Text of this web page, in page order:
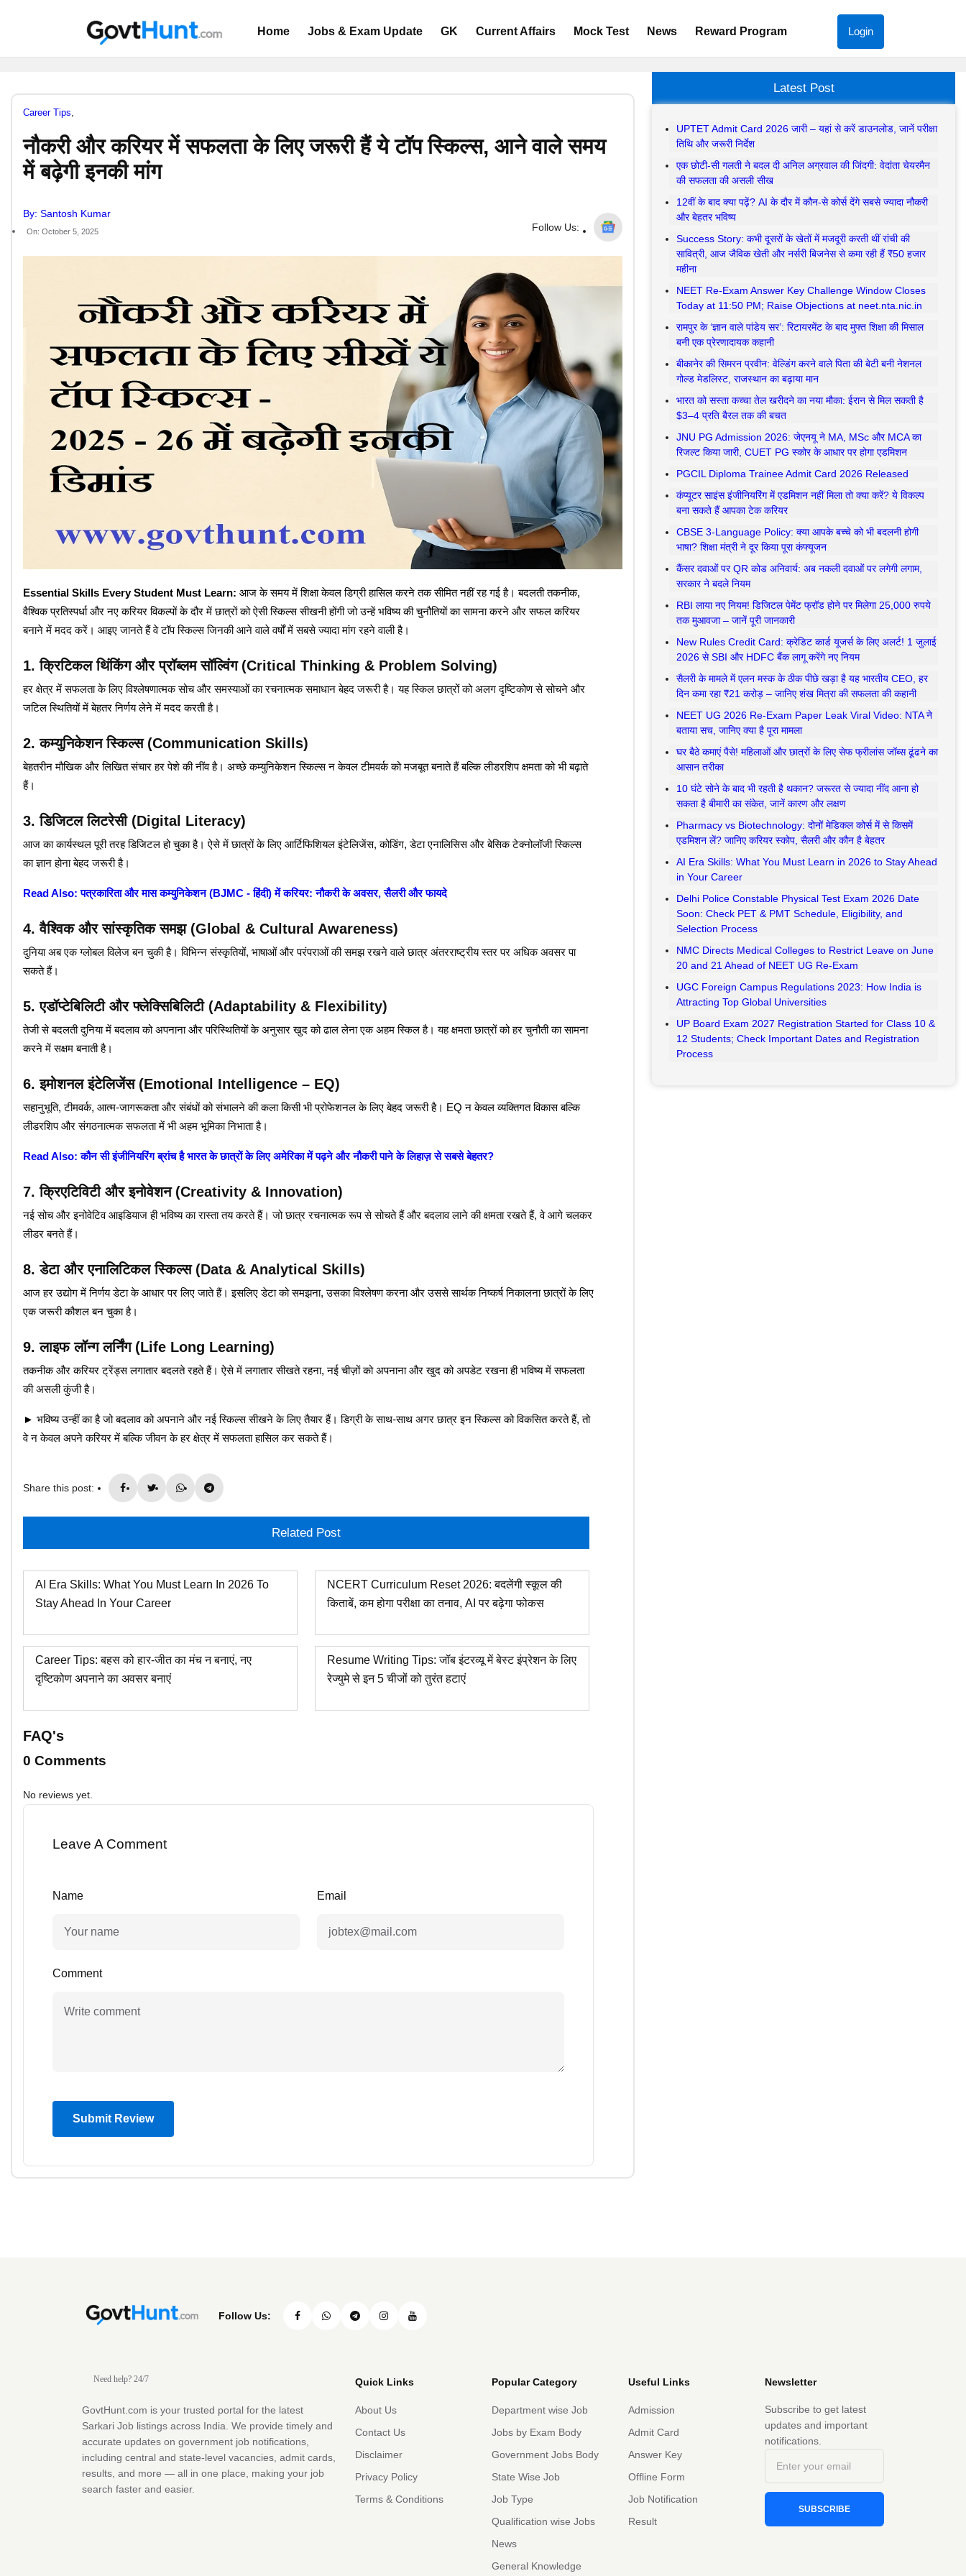
Home Jobs & Exam Update GK Current Affairs Mock Test News Reward Program Login
Career Tips
नौकरी और करियर में सफलता के लिए जरूरी हैं ये टॉप स्किल्स, आने वाले समय
में बढ़ेगी इनकी मांग
By: Santosh Kumar
On: October 5, 2025 Follow Us:
Essential Skills Every Student Must Learn: आज के समय में शिक्षा केवल डिग्री हासिल करने तक सीमित नहीं रह गई है। बदलती तकनीक,
वैश्विक प्रतिस्पर्धा और नए करियर विकल्पों के दौर में छात्रों को ऐसी स्किल्स सीखनी होंगी जो उन्हें भविष्य की चुनौतियों का सामना करने और सफल करियर
बनाने में मदद करें। आइए जानते हैं वे टॉप स्किल्स जिनकी आने वाले वर्षों में सबसे ज्यादा मांग रहने वाली है।
1. क्रिटिकल थिंकिंग और प्रॉब्लम सॉल्विंग (Critical Thinking & Problem Solving)
हर क्षेत्र में सफलता के लिए विश्लेषणात्मक सोच और समस्याओं का रचनात्मक समाधान बेहद जरूरी है। यह स्किल छात्रों को अलग दृष्टिकोण से सोचने और
जटिल स्थितियों में बेहतर निर्णय लेने में मदद करती है।
2. कम्युनिकेशन स्किल्स (Communication Skills)
बेहतरीन मौखिक और लिखित संचार हर पेशे की नींव है। अच्छे कम्युनिकेशन स्किल्स न केवल टीमवर्क को मजबूत बनाते हैं बल्कि लीडरशिप क्षमता को भी बढ़ाते
हैं।
3. डिजिटल लिटरेसी (Digital Literacy)
आज का कार्यस्थल पूरी तरह डिजिटल हो चुका है। ऐसे में छात्रों के लिए आर्टिफिशियल इंटेलिजेंस, कोडिंग, डेटा एनालिसिस और बेसिक टेक्नोलॉजी स्किल्स
का ज्ञान होना बेहद जरूरी है।
Read Also: पत्रकारिता और मास कम्युनिकेशन (BJMC - हिंदी) में करियर: नौकरी के अवसर, सैलरी और फायदे
4. वैश्विक और सांस्कृतिक समझ (Global & Cultural Awareness)
दुनिया अब एक ग्लोबल विलेज बन चुकी है। विभिन्न संस्कृतियों, भाषाओं और परंपराओं की समझ रखने वाले छात्र अंतरराष्ट्रीय स्तर पर अधिक अवसर पा
सकते हैं।
5. एडॉप्टेबिलिटी और फ्लेक्सिबिलिटी (Adaptability & Flexibility)
तेजी से बदलती दुनिया में बदलाव को अपनाना और परिस्थितियों के अनुसार खुद को ढाल लेना एक अहम स्किल है। यह क्षमता छात्रों को हर चुनौती का सामना
करने में सक्षम बनाती है।
6. इमोशनल इंटेलिजेंस (Emotional Intelligence – EQ)
सहानुभूति, टीमवर्क, आत्म-जागरूकता और संबंधों को संभालने की कला किसी भी प्रोफेशनल के लिए बेहद जरूरी है। EQ न केवल व्यक्तिगत विकास बल्कि
लीडरशिप और संगठनात्मक सफलता में भी अहम भूमिका निभाता है।
Read Also: कौन सी इंजीनियरिंग ब्रांच है भारत के छात्रों के लिए अमेरिका में पढ़ने और नौकरी पाने के लिहाज़ से सबसे बेहतर?
7. क्रिएटिविटी और इनोवेशन (Creativity & Innovation)
नई सोच और इनोवेटिव आइडियाज ही भविष्य का रास्ता तय करते हैं। जो छात्र रचनात्मक रूप से सोचते हैं और बदलाव लाने की क्षमता रखते हैं, वे आगे चलकर
लीडर बनते हैं।
8. डेटा और एनालिटिकल स्किल्स (Data & Analytical Skills)
आज हर उद्योग में निर्णय डेटा के आधार पर लिए जाते हैं। इसलिए डेटा को समझना, उसका विश्लेषण करना और उससे सार्थक निष्कर्ष निकालना छात्रों के लिए
एक जरूरी कौशल बन चुका है।
9. लाइफ लॉन्ग लर्निंग (Life Long Learning)
तकनीक और करियर ट्रेंड्स लगातार बदलते रहते हैं। ऐसे में लगातार सीखते रहना, नई चीज़ों को अपनाना और खुद को अपडेट रखना ही भविष्य में सफलता
की असली कुंजी है।
► भविष्य उन्हीं का है जो बदलाव को अपनाने और नई स्किल्स सीखने के लिए तैयार हैं। डिग्री के साथ-साथ अगर छात्र इन स्किल्स को विकसित करते हैं, तो
वे न केवल अपने करियर में बल्कि जीवन के हर क्षेत्र में सफलता हासिल कर सकते हैं।
Share this post:
Related Post
AI Era Skills: What You Must Learn In 2026 To
Stay Ahead In Your Career
NCERT Curriculum Reset 2026: बदलेंगी स्कूल की
किताबें, कम होगा परीक्षा का तनाव, AI पर बढ़ेगा फोकस
Career Tips: बहस को हार-जीत का मंच न बनाएं, नए
दृष्टिकोण अपनाने का अवसर बनाएं
Resume Writing Tips: जॉब इंटरव्यू में बेस्ट इंप्रेशन के लिए
रेज्युमे से इन 5 चीजों को तुरंत हटाएं
FAQ's
0 Comments
No reviews yet.
Leave A Comment
Name Email
Comment
Submit Review
Latest Post
UPTET Admit Card 2026 जारी – यहां से करें डाउनलोड, जानें परीक्षा
तिथि और जरूरी निर्देश
एक छोटी-सी गलती ने बदल दी अनिल अग्रवाल की जिंदगी: वेदांता चेयरमैन
की सफलता की असली सीख
12वीं के बाद क्या पढ़ें? AI के दौर में कौन-से कोर्स देंगे सबसे ज्यादा नौकरी
और बेहतर भविष्य
Success Story: कभी दूसरों के खेतों में मजदूरी करती थीं रांची की
सावित्री, आज जैविक खेती और नर्सरी बिजनेस से कमा रही हैं ₹50 हजार
महीना
NEET Re-Exam Answer Key Challenge Window Closes
Today at 11:50 PM; Raise Objections at neet.nta.nic.in
रामपुर के ‘ज्ञान वाले पांडेय सर’: रिटायरमेंट के बाद मुफ्त शिक्षा की मिसाल
बनी एक प्रेरणादायक कहानी
बीकानेर की सिमरन प्रवीन: वेल्डिंग करने वाले पिता की बेटी बनी नेशनल
गोल्ड मेडलिस्ट, राजस्थान का बढ़ाया मान
भारत को सस्ता कच्चा तेल खरीदने का नया मौका: ईरान से मिल सकती है
$3–4 प्रति बैरल तक की बचत
JNU PG Admission 2026: जेएनयू ने MA, MSc और MCA का
रिजल्ट किया जारी, CUET PG स्कोर के आधार पर होगा एडमिशन
PGCIL Diploma Trainee Admit Card 2026 Released
कंप्यूटर साइंस इंजीनियरिंग में एडमिशन नहीं मिला तो क्या करें? ये विकल्प
बना सकते हैं आपका टेक करियर
CBSE 3-Language Policy: क्या आपके बच्चे को भी बदलनी होगी
भाषा? शिक्षा मंत्री ने दूर किया पूरा कंफ्यूजन
कैंसर दवाओं पर QR कोड अनिवार्य: अब नकली दवाओं पर लगेगी लगाम,
सरकार ने बदले नियम
RBI लाया नए नियम! डिजिटल पेमेंट फ्रॉड होने पर मिलेगा 25,000 रुपये
तक मुआवजा – जानें पूरी जानकारी
New Rules Credit Card: क्रेडिट कार्ड यूजर्स के लिए अलर्ट! 1 जुलाई
2026 से SBI और HDFC बैंक लागू करेंगे नए नियम
सैलरी के मामले में एलन मस्क के ठीक पीछे खड़ा है यह भारतीय CEO, हर
दिन कमा रहा ₹21 करोड़ – जानिए शंख मित्रा की सफलता की कहानी
NEET UG 2026 Re-Exam Paper Leak Viral Video: NTA ने
बताया सच, जानिए क्या है पूरा मामला
घर बैठे कमाएं पैसे! महिलाओं और छात्रों के लिए सेफ फ्रीलांस जॉब्स ढूंढने का
आसान तरीका
10 घंटे सोने के बाद भी रहती है थकान? जरूरत से ज्यादा नींद आना हो
सकता है बीमारी का संकेत, जानें कारण और लक्षण
Pharmacy vs Biotechnology: दोनों मेडिकल कोर्स में से किसमें
एडमिशन लें? जानिए करियर स्कोप, सैलरी और कौन है बेहतर
AI Era Skills: What You Must Learn in 2026 to Stay Ahead
in Your Career
Delhi Police Constable Physical Test Exam 2026 Date
Soon: Check PET & PMT Schedule, Eligibility, and
Selection Process
NMC Directs Medical Colleges to Restrict Leave on June
20 and 21 Ahead of NEET UG Re-Exam
UGC Foreign Campus Regulations 2023: How India is
Attracting Top Global Universities
UP Board Exam 2027 Registration Started for Class 10 &
12 Students; Check Important Dates and Registration
Process
Follow Us:
Need help? 24/7
GovtHunt.com is your trusted portal for the latest
Sarkari Job listings across India. We provide timely and
accurate updates on government job notifications,
including central and state-level vacancies, admit cards,
results, and more — all in one place, making your job
search faster and easier.
Quick Links
About Us
Contact Us
Disclaimer
Privacy Policy
Terms & Conditions
Popular Category
Department wise Job
Jobs by Exam Body
Government Jobs Body
State Wise Job
Job Type
Qualification wise Jobs
News
General Knowledge
Useful Links
Admission
Admit Card
Answer Key
Offline Form
Job Notification
Result
Newsletter
Subscribe to get latest
updates and important
notifications.
SUBSCRIBE